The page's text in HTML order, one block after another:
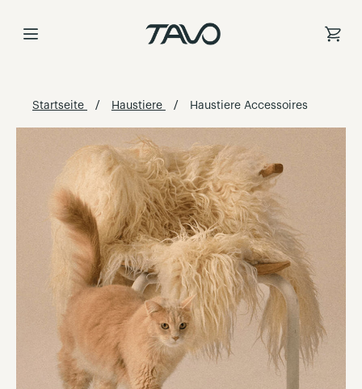
Inhalt
Startseite Haustiere Haustiere Accessoires